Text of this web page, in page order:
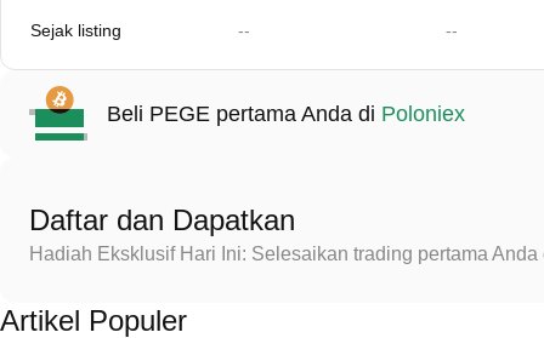
Sejak listing -- --
Beli PEGE pertama Anda di Poloniex
Daftar dan Dapatkan
Hadiah Eksklusif Hari Ini: Selesaikan trading pertama
Artikel Populer